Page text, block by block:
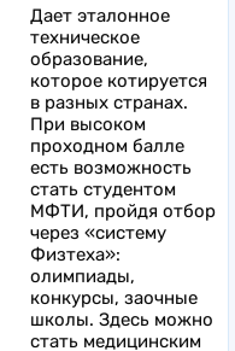
Дает эталонное
техническое
образование,
которое котируется
в разных странах.
При высоком
проходном балле
есть возможность
стать студентом
МФТИ, пройдя отбор
через «систему
Физтеха»:
олимпиады,
конкурсы, заочные
школы. Здесь можно
стать медицинским